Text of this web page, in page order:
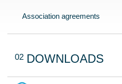
Association agreements
02 DOWNLOADS